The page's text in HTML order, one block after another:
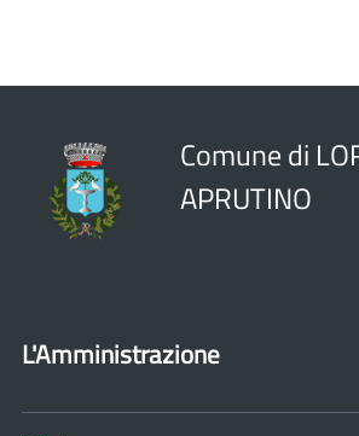
Comune di
APRUTINO
L'Amministrazione